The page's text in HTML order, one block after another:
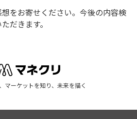
をお寄せください。今後の内容検
だきます。
マーケットを知り、未来を描く